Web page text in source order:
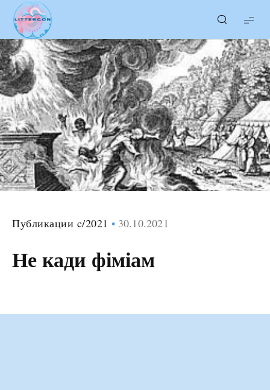
LITTERcon
Публикации c/2021 30.10.2021
Не кади фіміам